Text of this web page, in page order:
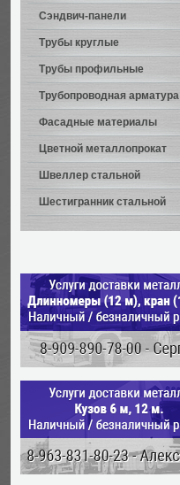
Сэндвич-панели
Трубы круглые
Трубы профильные
Трубопроводная арматура
Фасадные материалы
Цветной металлопрокат
Швеллер стальной
Шестигранник стальной